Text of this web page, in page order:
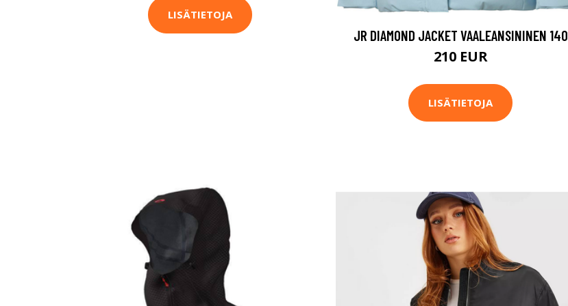
LISÄTIETOJA
JR DIAMOND JACKET VAALEANSININEN 140
210 EUR
LISÄTIETOJA